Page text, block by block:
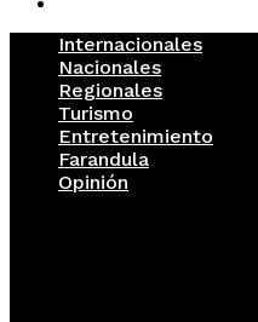
Internacionales
Nacionales
Regionales
Turismo
Entretenimiento
Farandula
Opinión